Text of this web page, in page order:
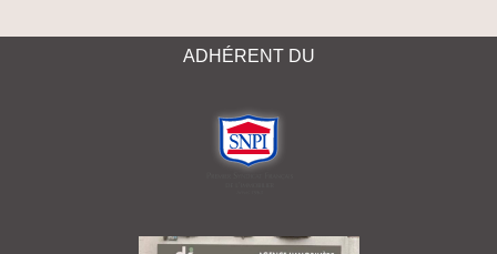
ADHÉRENT DU